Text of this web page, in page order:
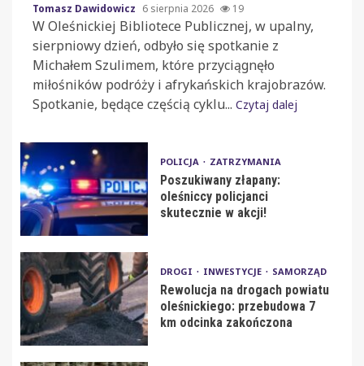
Tomasz Dawidowicz 6 sierpnia 2026 19
W Oleśnickiej Bibliotece Publicznej, w upalny,
sierpniowy dzień, odbyło się spotkanie z
Michałem Szulimem, które przyciągnęło
miłośników podróży i afrykańskich krajobrazów.
Spotkanie, będące częścią cyklu... Czytaj dalej
POLICJA ZATRZYMANIA
Poszukiwany złapany:
oleśniccy policjanci
skutecznie w akcji!
DROGI INWESTYCJE SAMORZĄD
Rewolucja na drogach powiatu
oleśnickiego: przebudowa 7
km odcinka zakończona